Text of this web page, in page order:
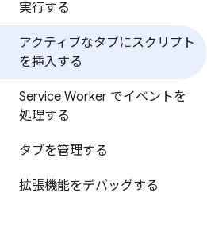
実行する
アクティブなタブにスクリプト
を挿入する
Service Worker でイベントを
処理する
タブを管理する
拡張機能をデバッグする